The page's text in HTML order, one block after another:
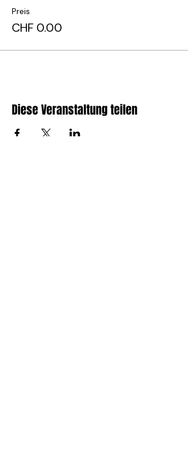
Preis
CHF 0.00
Diese Veranstaltung teilen